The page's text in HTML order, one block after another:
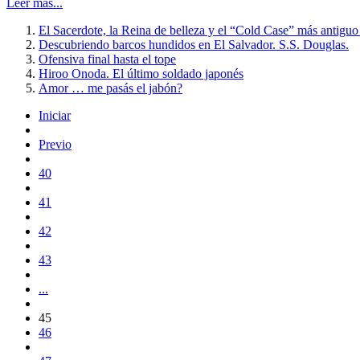
El Sacerdote, la Reina de belleza y el “Cold Case” más
Descubriendo barcos hundidos en El Salvador. S.S. Douglas.
Ofensiva final hasta el tope
Hiroo Onoda. El último soldado japonés
Amor … me pasás el jabón?
Iniciar
Previo
40
41
42
43
...
45
46